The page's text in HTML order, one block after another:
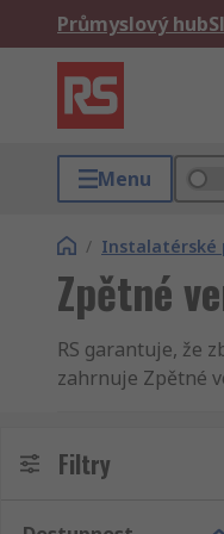
Průmyslový hub
Menu
/ Instalatérské
Zpětné
RS garantuje, že
zahrnuje Zpětné
Instalatérské
průmyslové,
Informační
Filtry